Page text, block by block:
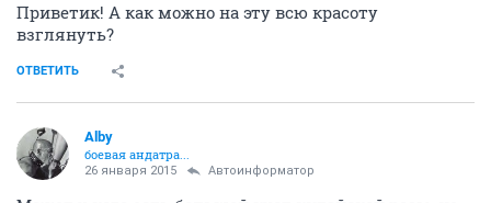
Приветик! А как можно на эту всю красоту
взглянуть?
ОТВЕТИТЬ
Alby
боевая андатра...
26 января 2015 Автоинформатор